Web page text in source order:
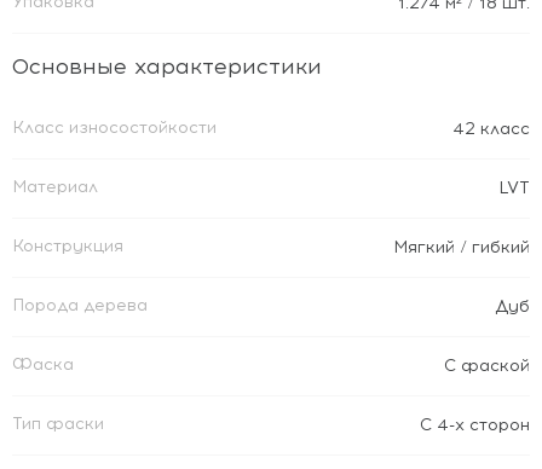
Основные характеристики
Класс износостойкости 42 класс
Материал LVT
Конструкция Мягкий / гибкий
Порода дерева Дуб
Фаска С фаской
Тип фаски С 4-х сторон